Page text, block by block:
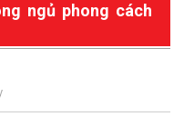
ngủ phong cách